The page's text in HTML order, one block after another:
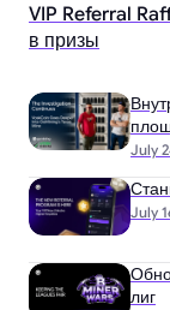
VIP Referral
в призы
July
July
лиг